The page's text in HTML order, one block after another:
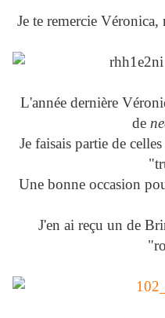
Je te remercie
L'année dernière
de
Je faisais partie de
Une bonne occasion
J'en ai reçu un de